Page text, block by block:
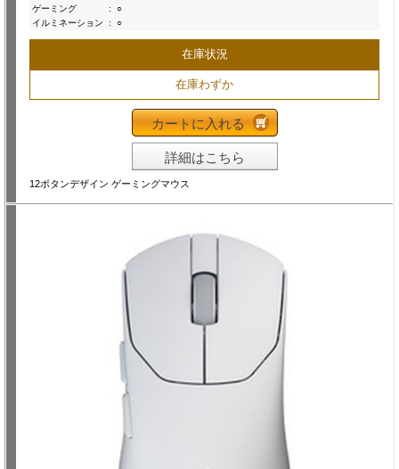
ゲーミング
:
○
イルミネーション
: ○
在庫状況
在庫わずか
カートに入れる
詳細はこちら
12ボタンデザイン ゲーミングマウス